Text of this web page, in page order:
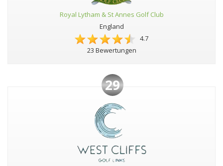
Royal Lytham & St Annes Golf Club
England
4.7
23 Bewertungen
29